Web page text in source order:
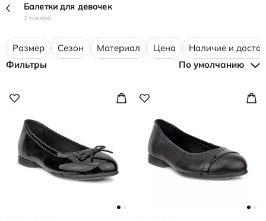
Балетки для девочек
2 товара
Размер Сезон Материал Цена
Наличие и
Фильтры
По умолчанию